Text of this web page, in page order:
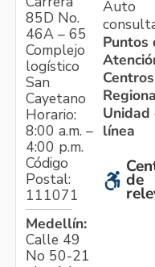
85D No.
46A – 65
Complejo
logístico
San
Cayetano
Horario:
8:00 a.m. –
4:00 p.m.
Código
Postal:
111071
Medellín:
Calle 49
No 50-21
Auto
Puntos
Centros
Unidad
línea
de